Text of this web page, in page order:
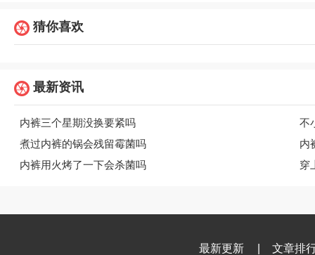
猜你喜欢
最新资讯
内裤三个星期没换要紧吗
不
煮过内裤的锅会残留霉菌吗
内
内裤用火烤了一下会杀菌吗
穿
最新更新 文章排